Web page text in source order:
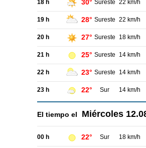
18 h 30° Sureste 22 km/h
19 h 28° Sureste 22 km/h
20 h 27° Sureste 18 km/h
21 h 25° Sureste 14 km/h
22 h 23° Sureste 14 km/h
23 h 22° Sur 14 km/h
El tiempo el Miércoles
00 h 22° Sur 18 km/h